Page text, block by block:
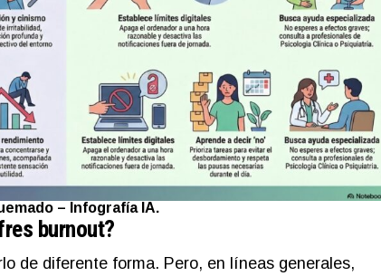
– Infografía IA.
burnout?
de diferente forma. Pero, en líneas generales,